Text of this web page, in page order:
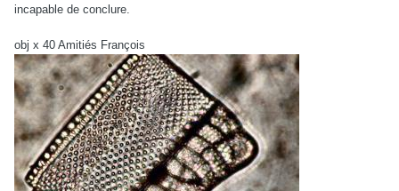
incapable de conclure.
obj x 40 Amitiés François